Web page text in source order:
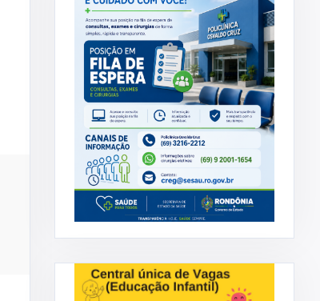
ADMINISTRAÇÃO